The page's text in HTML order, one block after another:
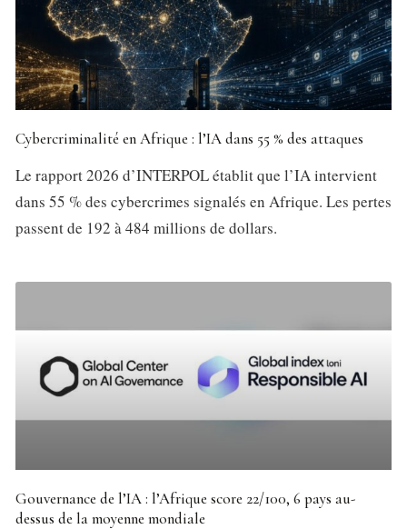
Cybercriminalité en Afrique : l’IA dans 55 % des attaques
Le rapport 2026 d’INTERPOL établit que l’IA intervient
dans 55 % des cybercrimes signalés en Afrique. Les pertes
passent de 192 à 484 millions de dollars.
Gouvernance de l’IA : l’Afrique score 22/100, 6 pays au-
dessus de la moyenne mondiale